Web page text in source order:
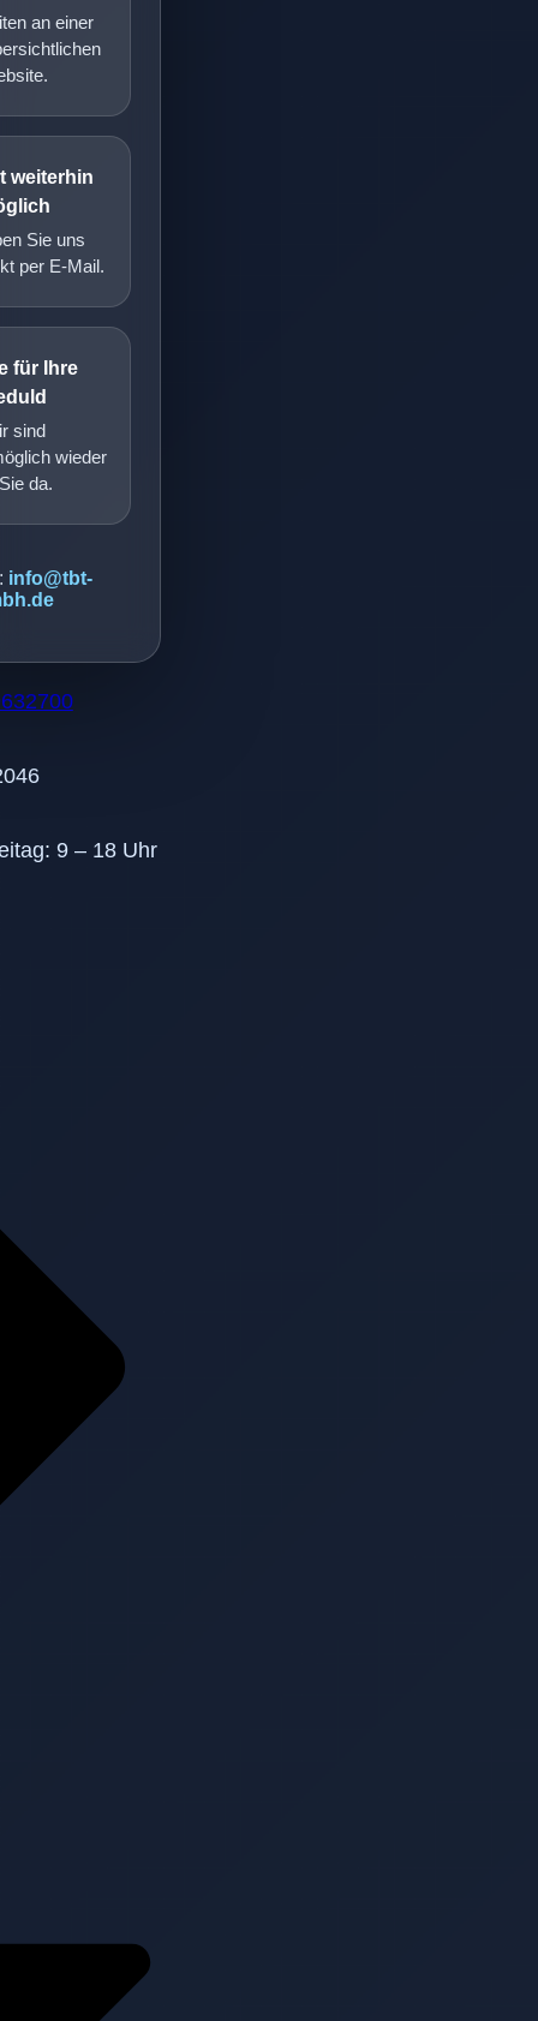
an einer
weiterhin
Sie uns
per E-Mail.
für Ihre
sind
wieder
da.
info@tbt-
9 – 18 Uhr